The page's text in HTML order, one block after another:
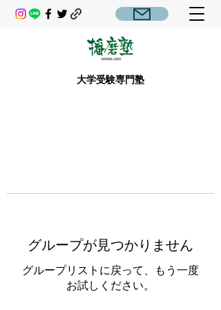
大学受験専門塾
グループが見つかりません
グループリストに戻って、もう一度
お試しください。